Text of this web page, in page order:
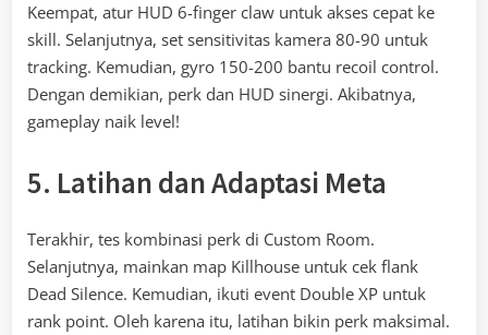
Keempat, atur HUD 6-finger claw untuk akses cepat ke
skill. Selanjutnya, set sensitivitas kamera 80-90 untuk
tracking. Kemudian, gyro 150-200 bantu recoil control.
Dengan demikian, perk dan HUD sinergi. Akibatnya,
gameplay naik level!
5. Latihan dan Adaptasi Meta
Terakhir, tes kombinasi perk di Custom Room.
Selanjutnya, mainkan map Killhouse untuk cek flank
Dead Silence. Kemudian, ikuti event Double XP untuk
rank point. Oleh karena itu, latihan bikin perk maksimal.